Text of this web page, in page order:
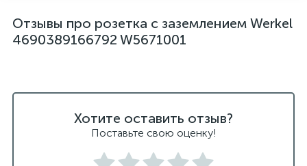
Отзывы про розетка с заземлением Werkel
4690389166792 W5671001
Хотите оставить отзыв?
Поставьте свою оценку!